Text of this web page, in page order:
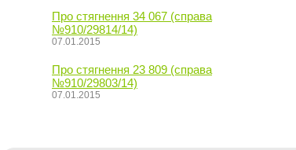
Про стягнення 34 067 (справа
№910/29814/14)
07.01.2015
Про стягнення 23 809 (справа
№910/29803/14)
07.01.2015